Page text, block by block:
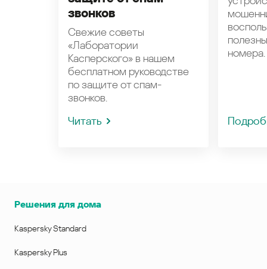
звонков
Свежие советы
«Лаборатории
Касперского» в нашем
бесплатном руководстве
по защите от спам-
звонков.
Читать
номера.
Решения для дома
Kaspersky Standard
Kaspersky Plus